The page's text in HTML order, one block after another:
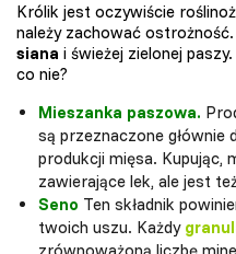
Królik jest oczywiście
należy zachować
siana i świeżej zielonej
co nie?
Mieszanka paszowa.
są przeznaczone głównie
produkcji mięsa. Kupując,
zawierające lek, ale jest
Seno Ten składnik
twoich uszu. Każdy